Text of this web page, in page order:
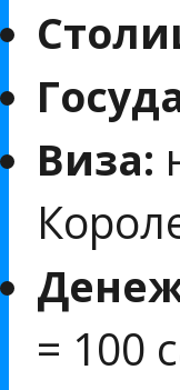
Виза:
= 100